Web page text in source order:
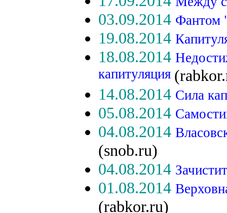
03.09.2014 Фантом
19.08.2014
18.08.2014
капитуляция
14.08.2014 Сила
05.08.2014
04.08.2014
(snob.ru)
04.08.2014
01.08.2014
(rabkor.ru)